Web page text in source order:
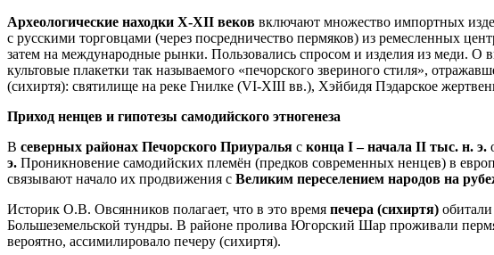
Археологические находки X-XII веков включают множество импортных
с русскими торговцами (через посредничество пермяков) из ремесленных
затем на международные рынки. Пользовались спросом и изделия из меди. О
культовые плакетки так называемого «печорского звериного стиля»,
(сихиртя): святилище на реке Гнилке (VI-XIII вв.), Хэйбидя Пэдарское
Приход ненцев и гипотезы самодийского этногенеза
В северных районах Печорского Приуралья с конца I – начала II тыс. н. э.
э. Проникновение самодийских племён (предков современных ненцев) в
связывают начало их продвижения с Великим переселением народов на
Историк О.В. Овсянников полагает, что в это время печера (сихиртя)
Большеземельской тундры. В районе пролива Югорский Шар проживали
вероятно, ассимилировало печеру (сихиртя).